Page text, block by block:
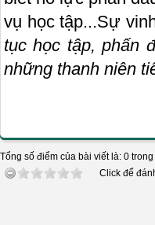
vụ học tập...Sự
tục học tập, phấn
những thanh niên
Tổng số điểm của bài viết là: 0
Click để